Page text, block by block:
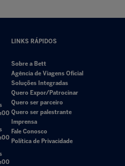
LINKS RÁPIDOS
Sobre a Bett
Agência de Viagens Oficial
Soluções Integradas
Quero Expor/Patrocinar
Quero ser parceiro
Quero ser palestrante
Imprensa
Fale Conosco
Política de Privacidade